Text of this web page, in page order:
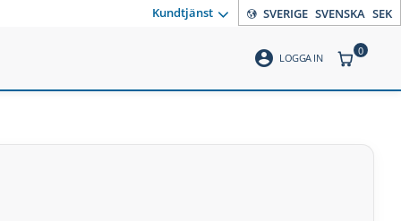
Kundtjänst SVERIGE SVENSKA SEK
account_circle LOGGA IN ANTAL
0